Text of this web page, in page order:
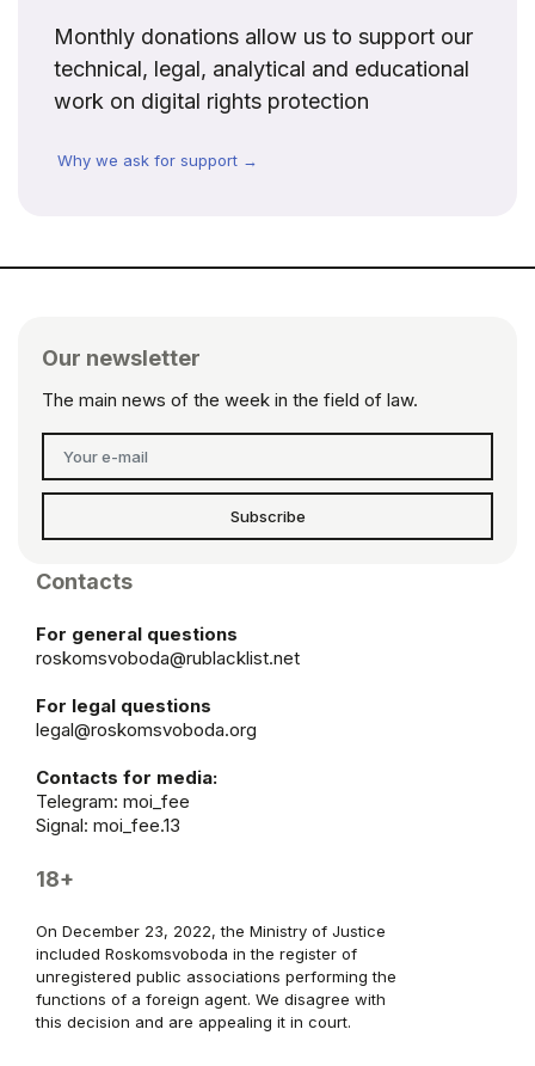
Monthly donations allow us to support our
technical, legal, analytical and educational
work on digital rights protection
Why we ask for support →
Our newsletter
The main news of the week in the field of law.
Subscribe
Contacts
For general questions
roskomsvoboda@rublacklist.net
For legal questions
legal@roskomsvoboda.org
Contacts for media:
Telegram: moi_fee
Signal: moi_fee.13
18+
On December 23, 2022, the Ministry of Justice
included Roskomsvoboda in the register of
unregistered public associations performing the
functions of a foreign agent. We disagree with
this decision and are appealing it in court.